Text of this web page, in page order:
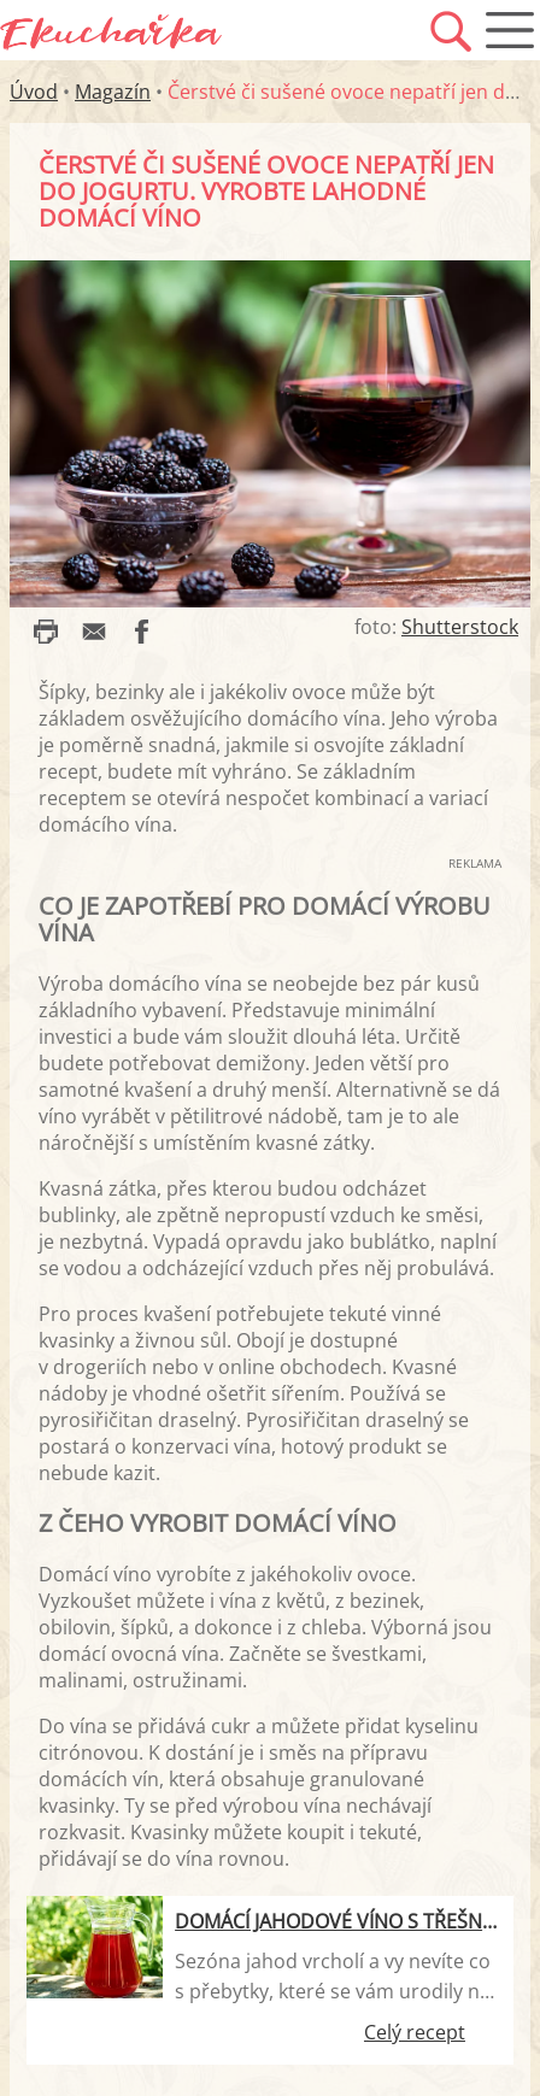
Úvod • Magazín • Čerstvé či sušené ovoce nepatří jen do jogurtu. Vyrobte lahodné domácí víno
ČERSTVÉ ČI SUŠENÉ OVOCE NEPATŘÍ JEN
DO JOGURTU. VYROBTE LAHODNÉ
DOMÁCÍ VÍNO
foto: Shutterstock
Šípky, bezinky ale i jakékoliv ovoce může být
základem osvěžujícího domácího vína. Jeho výroba
je poměrně snadná, jakmile si osvojíte základní
recept, budete mít vyhráno. Se základním
receptem se otevírá nespočet kombinací a variací
domácího vína.
REKLAMA
CO JE ZAPOTŘEBÍ PRO DOMÁCÍ VÝROBU
VÍNA
Výroba domácího vína se neobejde bez pár kusů
základního vybavení. Představuje minimální
investici a bude vám sloužit dlouhá léta. Určitě
budete potřebovat demižony. Jeden větší pro
samotné kvašení a druhý menší. Alternativně se dá
víno vyrábět v pětilitrové nádobě, tam je to ale
náročnější s umístěním kvasné zátky.
Kvasná zátka, přes kterou budou odcházet
bublinky, ale zpětně nepropustí vzduch ke směsi,
je nezbytná. Vypadá opravdu jako bublátko, naplní
se vodou a odcházející vzduch přes něj probulává.
Pro proces kvašení potřebujete tekuté vinné
kvasinky a živnou sůl. Obojí je dostupné
v drogeriích nebo v online obchodech. Kvasné
nádoby je vhodné ošetřit sířením. Používá se
pyrosiřičitan draselný. Pyrosiřičitan draselný se
postará o konzervaci vína, hotový produkt se
nebude kazit.
Z ČEHO VYROBIT DOMÁCÍ VÍNO
Domácí víno vyrobíte z jakéhokoliv ovoce.
Vyzkoušet můžete i vína z květů, z bezinek,
obilovin, šípků, a dokonce i z chleba. Výborná jsou
domácí ovocná vína. Začněte se švestkami,
malinami, ostružinami.
Do vína se přidává cukr a můžete přidat kyselinu
citrónovou. K dostání je i směs na přípravu
domácích vín, která obsahuje granulované
kvasinky. Ty se před výrobou vína nechávají
rozkvasit. Kvasinky můžete koupit i tekuté,
přidávají se do vína rovnou.
DOMÁCÍ JAHODOVÉ VÍNO S TŘEŠNĚMI
Sezóna jahod vrcholí a vy nevíte co
s přebytky, které se vám urodily na
zahrádce, nebo jste je nakoupili na
trhu. Což takhle zkusit si připravit
Celý recept